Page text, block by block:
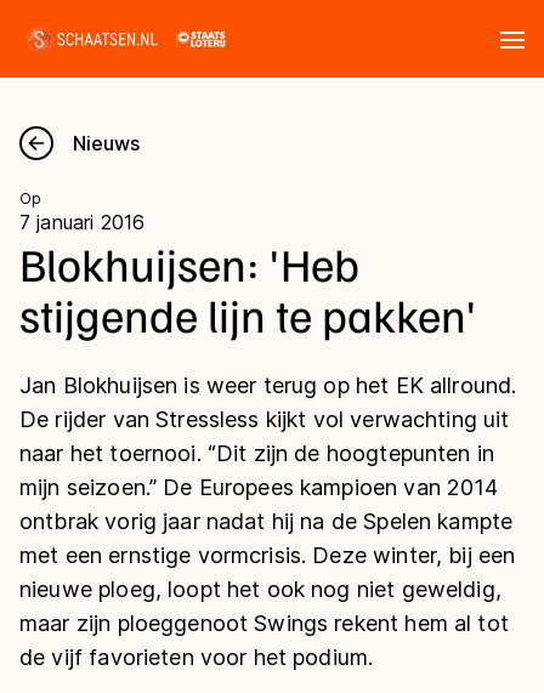
Nieuws
Kalender
Disciplines
Langebaan
Shorttrack
Inlineskaten
Kunstschaatsen
Schoonrijden
Natuurijs
Uitslagen
Langebaan
Shorttrack
Marathon
Inlineskaten
Kunstschaatsen
Tijden & historie
Ranglijsten Langebaan
Persoonlijke records & tijden
Historie & statistiek
De weg op
Inschrijven wedstrijden
Algemene Nederlandse Schaatstijd
Schaatsfans
Nieuws
Op
7 januari 2016
Blokhuijsen: 'Heb
stijgende lijn te pakken'
Jan Blokhuijsen is weer terug op het EK allround.
De rijder van Stressless kijkt vol verwachting uit
naar het toernooi. “Dit zijn de hoogtepunten in
mijn seizoen.” De Europees kampioen van 2014
ontbrak vorig jaar nadat hij na de Spelen kampte
met een ernstige vormcrisis. Deze winter, bij een
nieuwe ploeg, loopt het ook nog niet geweldig,
maar zijn ploeggenoot Swings rekent hem al tot
de vijf favorieten voor het podium.